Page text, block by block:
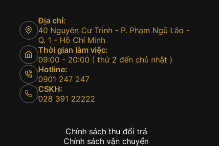
Địa chỉ:
40 Nguyễn Cư Trinh - P. Phạm Ngũ Lão -
Q. 1 - Hồ Chí Minh
Thời gian làm việc:
09:00 - 20:00 ( thứ 2 đến chủ nhật )
Hotline:
0901 247 247
CSKH:
028 391 22222
Chính sách thu đổi trả
Chính sách vận chuyển